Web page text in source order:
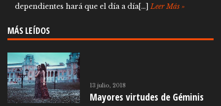
dependientes hará que el día a día[…] Leer Más »
MÁS LEÍDOS
13 julio, 2018
Mayores virtudes de Géminis